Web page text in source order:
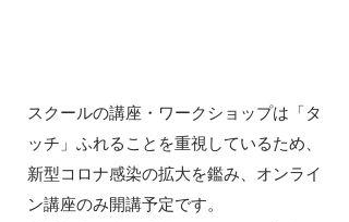
スクールの講座・ワークショップは「タ
ッチ」ふれることを重視しているため、
新型コロナ感染の拡大を鑑み、オンライ
ン講座のみ開講予定です。